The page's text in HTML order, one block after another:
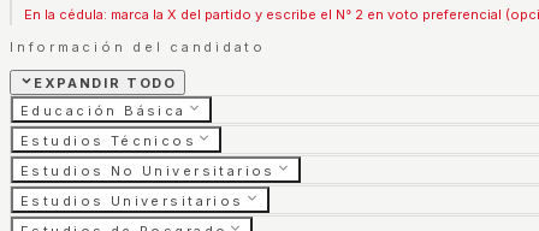
En la cédula: marca la X del partido y escribe el N° 2 en voto preferencial
Información del candidato
EXPANDIR TODO
Educación Básica
Estudios Técnicos
Estudios No Universitarios
Estudios Universitarios